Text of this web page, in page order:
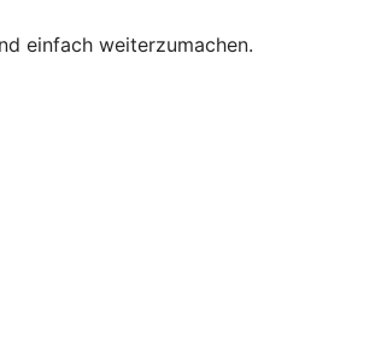
einfach weiterzumachen.